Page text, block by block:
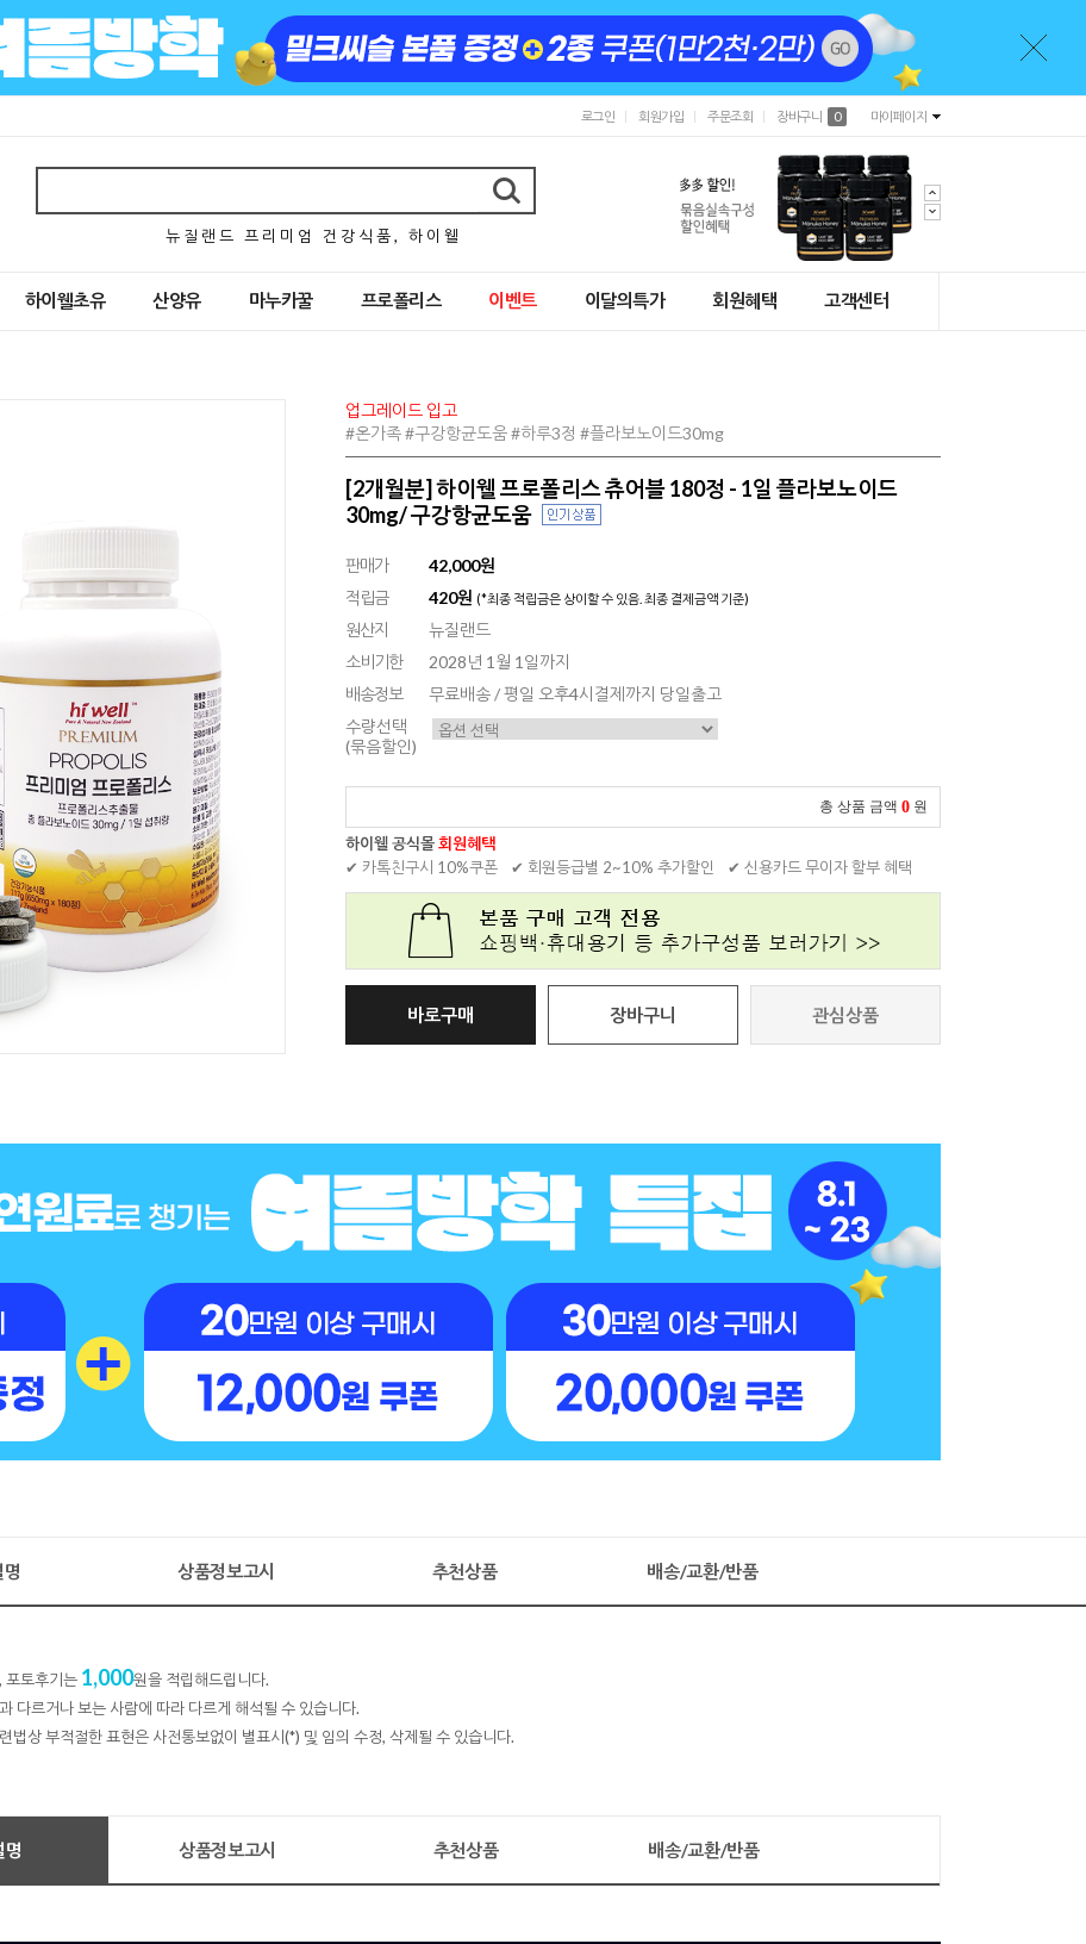
로그인 회원가입 주문조회 장바구니 0 마이페이지
뉴 질 랜 드 프 리 미 엄 건 강 식 품 , 하 이 웰
하이웰초유 산양유 마누카꿀 프로폴리스 이벤트 이달의특가 회원혜택 고객센터
업그레이드 입고
#온가족 #구강항균도움 #하루3정 #플라보노이드30mg
[2개월분] 하이웰 프로폴리스 츄어블 180정 - 1일 플라보노이드
30mg/ 구강항균도움
판매가
42,000원
적립금
420원 (*최종 적립금은 상이할 수 있음. 최종 결제금액 기준)
원산지
뉴질랜드
소비기한
2028년 1월 1일까지
배송정보
무료배송 / 평일 오후4시결제까지 당일출고
수량선택
(묶음할인)
총 상품 금액 0 원
하이웰 공식몰회원혜택
✔ 카톡친구시 10%쿠폰
✔ 회원등급별 2~10% 추가할인 ✔ 신용카드 무이자 할부 혜택
바로구매 장바구니 관심상품
상품정보고시 추천상품 배송/교환/반품
포토후기는 1,000원을 적립해드립니다.
다르거나 보는 사람에 따라 다르게 해석될 수 있습니다.
법상 부적절한 표현은 사전통보없이 별표시(*) 및 임의 수정, 삭제될 수 있습니다.
명 상품정보고시 추천상품 배송/교환/반품